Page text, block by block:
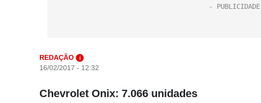
REDAÇÃO i
16/02/2017 - 12:32
Chevrolet Onix: 7.066 unidades